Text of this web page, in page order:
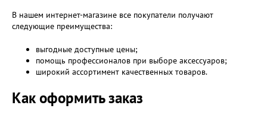
В нашем интернет-магазине все покупатели получают
следующие преимущества:
выгодные доступные цены;
помощь профессионалов при выборе аксессуаров;
широкий ассортимент качественных товаров.
Как оформить заказ